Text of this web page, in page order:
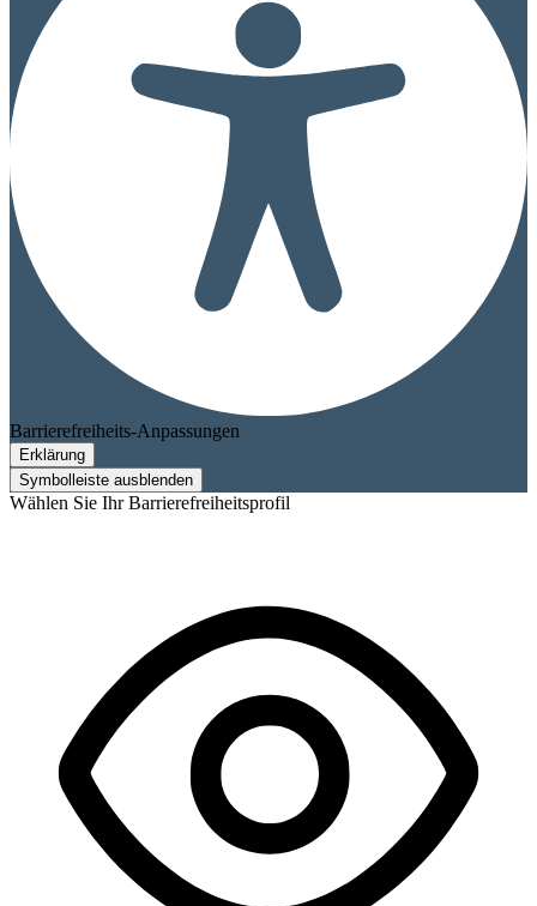
Barrierefreiheits-Anpassungen
Erklärung
Symbolleiste ausblenden
Wählen Sie Ihr Barrierefreiheitsprofil